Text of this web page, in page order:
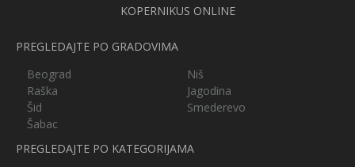
KOPERNIKUS ONLINE
PREGLEDAJTE PO GRADOVIMA
Beograd
Niš
Raška
Jagodina
Šid
Smederevo
Šabac
PREGLEDAJTE PO KATEGORIJAMA